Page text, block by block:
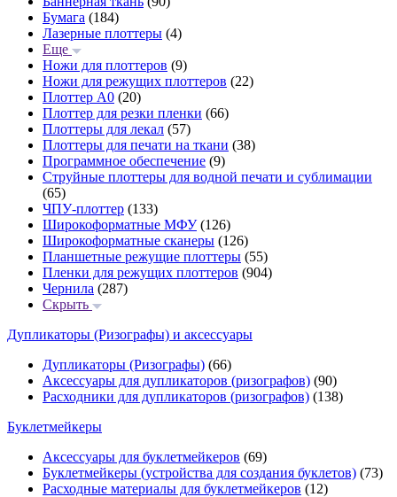
Бумага (184)
Лазерные плоттеры (4)
Еще
Ножи для плоттеров (9)
Ножи для режущих плоттеров (22)
Плоттер А0 (20)
Плоттер для резки пленки (66)
Плоттеры для лекал (57)
Плоттеры для печати на ткани (38)
Программное обеспечение (9)
Струйные плоттеры для водной печати и сублимации
(65)
ЧПУ-плоттер (133)
Широкоформатные МФУ(126)
Широкоформатные сканеры (126)
Планшетные режущие плоттеры (55)
Пленки для режущих плоттеров (904)
Чернила (287)
Скрыть
Дупликаторы (Ризографы) и аксессуары
Дупликаторы (Ризографы) (66)
Аксессуары для дупликаторов (ризографов) (90)
Расходники для дупликаторов (ризографов) (138)
Буклетмейкеры
Аксессуары для буклетмейкеров (69)
Буклетмейкеры (устройства для создания буклетов) (73)
Расходные материалы для буклетмейкеров (12)